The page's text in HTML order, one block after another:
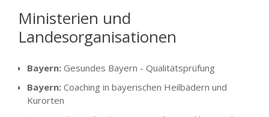
Ministerien und
Landesorganisationen
Bayern: Gesundes Bayern - Qualitätsprüfung
Bayern: Coaching in bayerischen Heilbädern und
Kurorten